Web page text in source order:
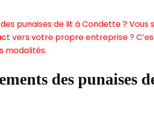
punaises de lit à Condette ? Vous
vers votre propre entreprise ?
modalités.
des punaises